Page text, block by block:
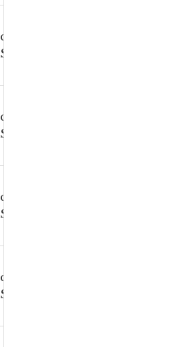
ca. 480
S. / 12 h
ca. 460
S. / 11 h
ca. 480
S. / 12 h
ca. 480
S. / 12 h